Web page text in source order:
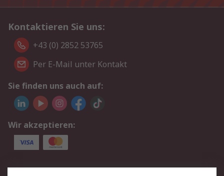
Kontaktieren Sie uns:
+43 (0) 2852 53765
Per E-Mail unter Kontakt
Sie finden uns auch auf:
Wir akzeptieren:
Service